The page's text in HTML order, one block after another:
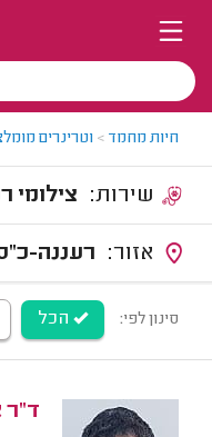
חיות מחמד > וטרינרים
צילומי
וסקופיה
רעננה-
סינון לפי: הכל
ד"ר